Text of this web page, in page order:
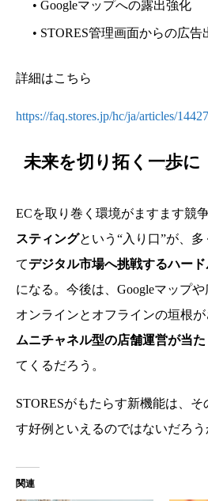
• Googleマップへの露出強化
• STORES管理画面からの広告
詳細はこちら
https://faq.stores.jp/hc/ja/articles/
未来を切り拓く一歩に
ECを取り巻く環境がますます競
スティングという“入り口”が、
てデジタル市場へ挑戦するハー
になる。今後は、Googleマップ
オンラインとオフラインの垣根が
ムニチャネル型の店舗運営が当
てくるだろう。
STORESがもたらす新機能は、
す好例といえるのではないだろう
関連